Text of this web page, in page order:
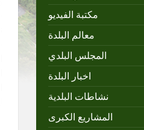
مكتبة الفيديو
معالم البلدة
المجلس البلدي
اخبار البلدة
نشاطات البلدية
المشاريع الكبرى